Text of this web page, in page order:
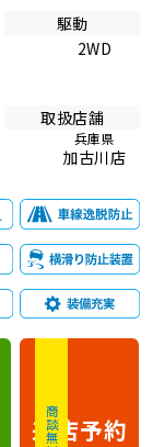
駆動
2WD
取扱店舗
兵庫県
加古川店
商談無料
来店予約